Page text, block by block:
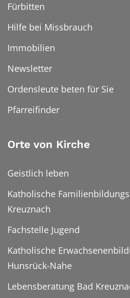
Fürbitten
Hilfe bei Missbrauch
Immobilien
Newsletter
Ordensleute beten für Sie
Pfarreifinder
Orte von Kirche
Geistlich leben
Katholische
Kreuznach
Fachstelle Jugend
Katholische
Hunsrück-Nahe
Lebensberatung Bad